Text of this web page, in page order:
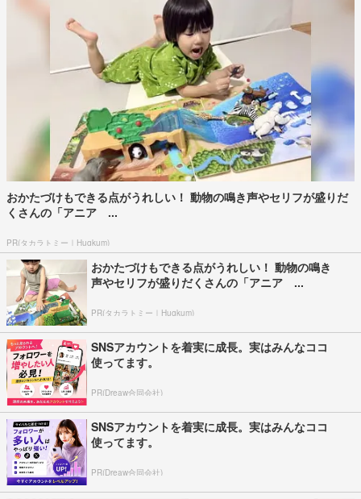
おかたづけもできる点がうれしい！ 動物の鳴き声やセリフが盛りだ
くさんの「アニア ...
PR(タカラトミー｜Hugkum)
おかたづけもできる点がうれしい！ 動物の鳴き
声やセリフが盛りだくさんの「アニア ...
PR(タカラトミー｜Hugkum)
SNSアカウントを着実に成長。実はみんなココ
使ってます。
PR(Dreaw合同会社)
SNSアカウントを着実に成長。実はみんなココ
使ってます。
PR(Dreaw合同会社)